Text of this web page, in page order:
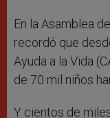
En la Asamblea
recordó que
Ayuda a la Vida
de 70 mil niños
Y cientos de